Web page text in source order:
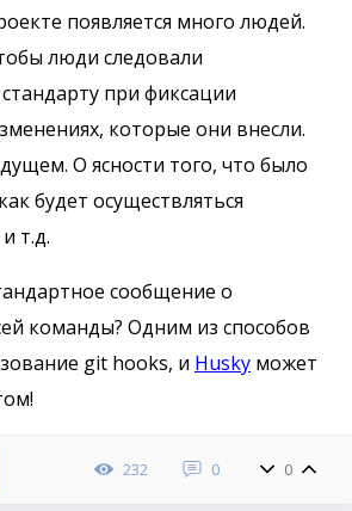
появляется много людей.
люди следовали
при фиксации
которые они внесли.
О ясности того, что было
будет осуществляться
т.д.
сообщение о
команды? Одним из способов
git hooks, и Husky может
232 0 0